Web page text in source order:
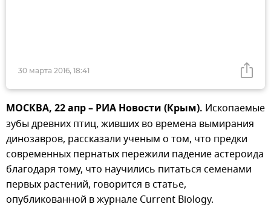
30 марта 2016, 18:41
МОСКВА, 22 апр – РИА Новости (Крым). Ископаемые
зубы древних птиц, живших во времена вымирания
динозавров, рассказали ученым о том, что предки
современных пернатых пережили падение астероида
благодаря тому, что научились питаться семенами
первых растений, говорится в статье,
опубликованной в журнале Current Biology.